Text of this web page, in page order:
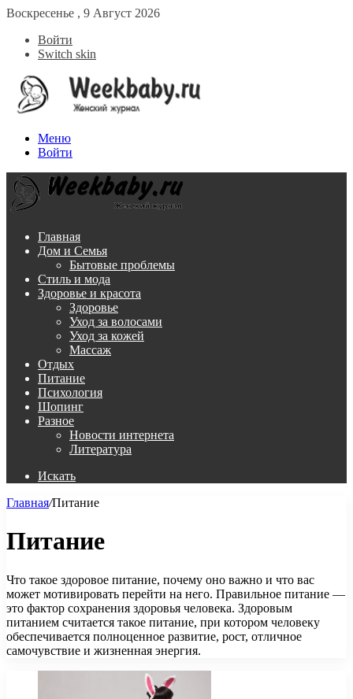
Воскресенье , 9 Август 2026
Войти
Switch skin
Меню
Войти
Главная
Дом и Семья
Бытовые проблемы
Стиль и мода
Здоровье и красота
Здоровье
Уход за волосами
Уход за кожей
Массаж
Отдых
Питание
Психология
Шопинг
Разное
Новости интернета
Литература
Искать
Главная/Питание
Питание
Что такое здоровое питание, почему оно важно и что вас
может мотивировать перейти на него. Правильное питание —
это фактор сохранения здоровья человека. Здоровым
питанием считается такое питание, при котором человеку
обеспечивается полноценное развитие, рост, отличное
самочувствие и жизненная энергия.